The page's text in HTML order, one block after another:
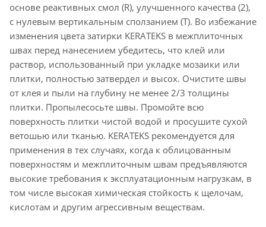
основе реактивных смол (R), улучшенного качества (2),
с нулевым вертикальным сползанием (T). Во избежание
изменения цвета затирки KERATEKS в межплиточных
швах перед нанесением убедитесь, что клей или
раствор, использованный при укладке мозаики или
плитки, полностью затвердел и высох. Очистите швы
от клея и пыли на глубину не менее 2/3 толщины
плитки. Пропылесосьте швы. Промойте всю
поверхность плитки чистой водой и просушите сухой
ветошью или тканью. KERATEKS рекомендуется для
применения в тех случаях, когда к облицованным
поверхностям и межплиточным швам предъявляются
высокие требования к эксплуатационным нагрузкам, в
том числе высокая химическая стойкость к щелочам,
кислотам и другим агрессивным веществам.